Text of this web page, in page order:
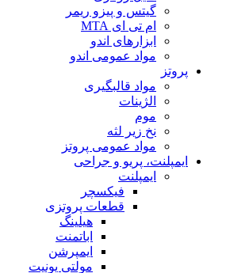
گیتس و پیزو ریمر
ام تی ای MTA
ابزارهای اندو
مواد عمومی اندو
پروتز
مواد قالبگیری
الژینات
موم
نخ زیر لثه
مواد عمومی پروتز
ایمپلنت، پریو و جراحی
ایمپلنت
فیکسچر
قطعات پروتزی
هیلینگ
اباتمنت
ایمپرشن
مولتی یونیت